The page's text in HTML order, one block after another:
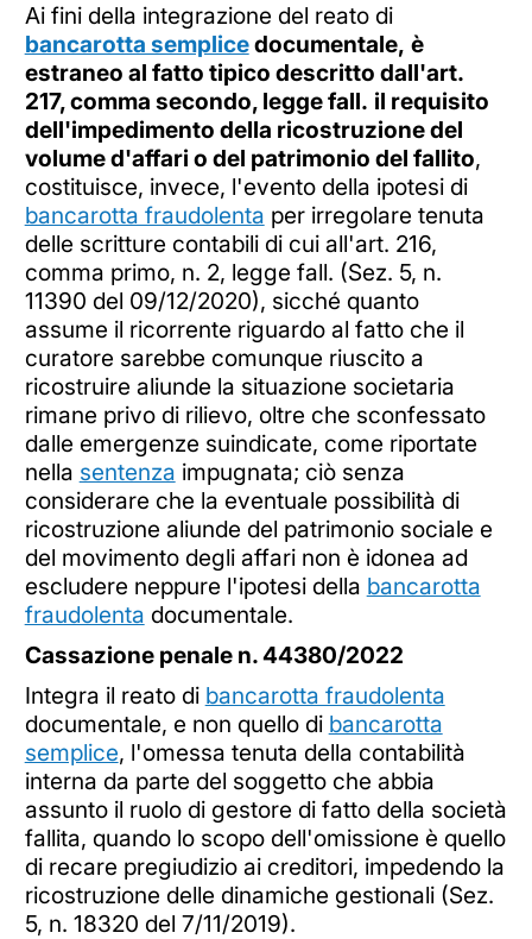
Ai fini della integrazione del reato di
bancarotta semplicedocumentale, è
estraneo al fatto tipico descritto dall'art.
217, comma secondo, legge fall. il requisito
dell'impedimento della ricostruzione del
volume d'affari o del patrimonio del fallito,
costituisce, invece, l'evento della ipotesi di
bancarotta fraudolenta per irregolare tenuta
delle scritture contabili di cui all'art. 216,
comma primo, n. 2, legge fall. (Sez. 5, n.
11390 del 09/12/2020), sicché quanto
assume il ricorrente riguardo al fatto che il
curatore sarebbe comunque riuscito a
ricostruire aliunde la situazione societaria
rimane privo di rilievo, oltre che sconfessato
dalle emergenze suindicate, come riportate
nella sentenza impugnata; ciò senza
considerare che la eventuale possibilità di
ricostruzione aliunde del patrimonio sociale e
del movimento degli affari non è idonea ad
escludere neppure l'ipotesi della bancarotta
fraudolenta documentale.
Cassazione penale n. 44380/2022
Integra il reato di bancarotta fraudolenta
documentale, e non quello di bancarotta
semplice, l'omessa tenuta della contabilità
interna da parte del soggetto che abbia
assunto il ruolo di gestore di fatto della società
fallita, quando lo scopo dell'omissione è quello
di recare pregiudizio ai creditori, impedendo la
ricostruzione delle dinamiche gestionali (Sez.
5, n. 18320 del 7/11/2019).